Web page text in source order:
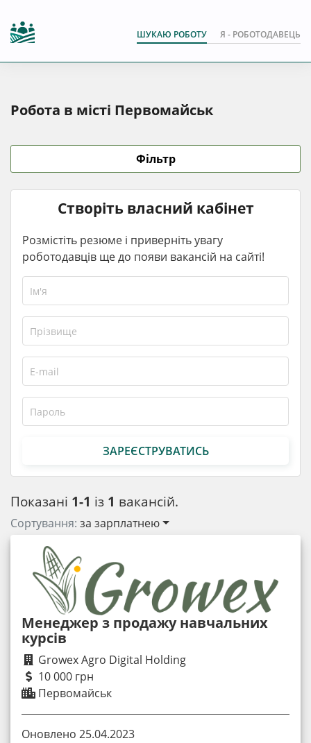
ШУКАЮ РОБОТУ Я - РОБОТОДАВЕЦЬ
Робота в місті Первомайськ
Показані 1-1 із 1 вакансій.
Сортування: за зарплатнею
Менеджер з продажу навчальних
курсів
Growex Agro Digital Holding
10 000 грн
Первомайськ
Оновлено 25.04.2023
Фільтр
Створіть власний кабінет
Розмістіть резюме і приверніть увагу
роботодавців ще до появи вакансій на сайті!
ЗАРЕЄСТРУВАТИСЬ